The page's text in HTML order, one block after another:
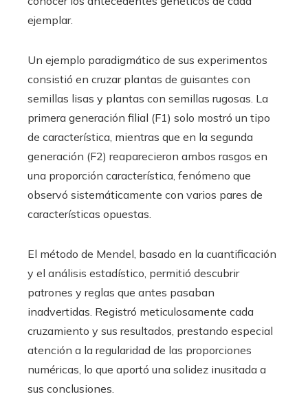
ejemplar.
Un ejemplo paradigmático de sus experimentos
consistió en cruzar plantas de guisantes con
semillas lisas y plantas con semillas rugosas. La
primera generación filial (F1) solo mostró un tipo
de característica, mientras que en la segunda
generación (F2) reaparecieron ambos rasgos en
una proporción característica, fenómeno que
observó sistemáticamente con varios pares de
características opuestas.
El método de Mendel, basado en la cuantificación
y el análisis estadístico, permitió descubrir
patrones y reglas que antes pasaban
inadvertidas. Registró meticulosamente cada
cruzamiento y sus resultados, prestando especial
atención a la regularidad de las proporciones
numéricas, lo que aportó una solidez inusitada a
sus conclusiones.